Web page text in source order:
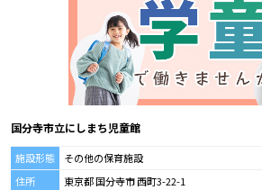
国分寺市立にしまち児童館
施設形態
その他の保育施設
住所
東京都 国分寺市 西町3-22-1